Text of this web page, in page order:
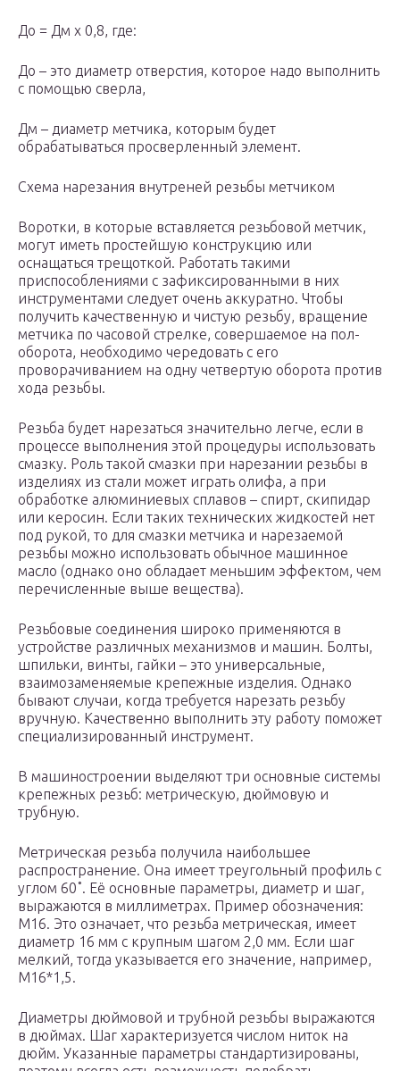
До = Дм х 0,8, где:
До – это диаметр отверстия, которое надо выполнить
с помощью сверла,
Дм – диаметр метчика, которым будет
обрабатываться просверленный элемент.
Схема нарезания внутреней резьбы метчиком
Воротки, в которые вставляется резьбовой метчик,
могут иметь простейшую конструкцию или
оснащаться трещоткой. Работать такими
приспособлениями с зафиксированными в них
инструментами следует очень аккуратно. Чтобы
получить качественную и чистую резьбу, вращение
метчика по часовой стрелке, совершаемое на пол-
оборота, необходимо чередовать с его
проворачиванием на одну четвертую оборота против
хода резьбы.
Резьба будет нарезаться значительно легче, если в
процессе выполнения этой процедуры использовать
смазку. Роль такой смазки при нарезании резьбы в
изделиях из стали может играть олифа, а при
обработке алюминиевых сплавов – спирт, скипидар
или керосин. Если таких технических жидкостей нет
под рукой, то для смазки метчика и нарезаемой
резьбы можно использовать обычное машинное
масло (однако оно обладает меньшим эффектом, чем
перечисленные выше вещества).
Резьбовые соединения широко применяются в
устройстве различных механизмов и машин. Болты,
шпильки, винты, гайки – это универсальные,
взаимозаменяемые крепежные изделия. Однако
бывают случаи, когда требуется нарезать резьбу
вручную. Качественно выполнить эту работу поможет
специализированный инструмент.
В машиностроении выделяют три основные системы
крепежных резьб: метрическую, дюймовую и
трубную.
Метрическая резьба получила наибольшее
распространение. Она имеет треугольный профиль с
углом 60˚. Её основные параметры, диаметр и шаг,
выражаются в миллиметрах. Пример обозначения:
М16. Это означает, что резьба метрическая, имеет
диаметр 16 мм с крупным шагом 2,0 мм. Если шаг
мелкий, тогда указывается его значение, например,
М16*1,5.
Диаметры дюймовой и трубной резьбы выражаются
в дюймах. Шаг характеризуется числом ниток на
дюйм. Указанные параметры стандартизированы,